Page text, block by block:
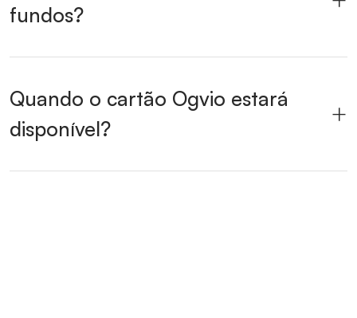
fundos?
Quando o cartão Ogvio estará
disponível?